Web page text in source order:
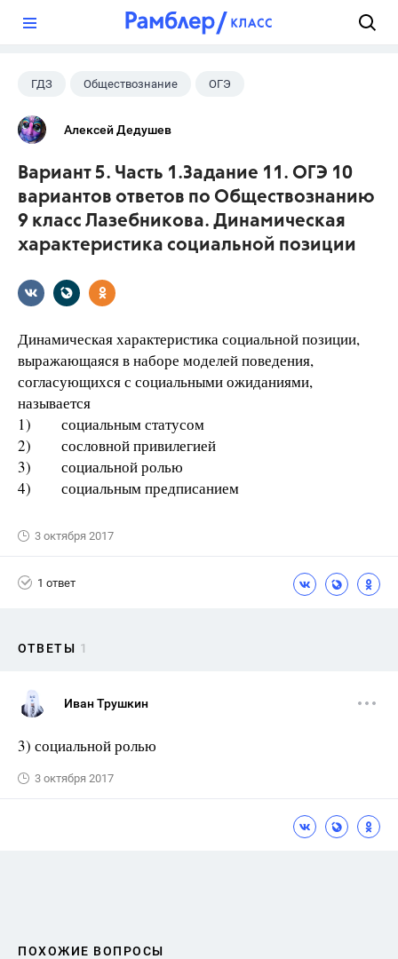
ГДЗ Обществознание ОГЭ
9 класс
Алексей Дедушев
Вариант 5. Часть 1.Задание 11. ОГЭ 10
вариантов ответов по Обществознанию
9 класс Лазебникова. Динамическая
характеристика социальной позиции
Динамическая характеристика социальной позиции,
выражающаяся в наборе моделей поведения,
согласующихся с социальными ожиданиями,
называется
1) социальным статусом
2) сословной привилегией
3) социальной ролью
4) социальным предписанием
3 октября 2017
1 ответ
ОТВЕТЫ 1
Иван Трушкин
3) социальной ролью
3 октября 2017
ПОХОЖИЕ ВОПРОСЫ